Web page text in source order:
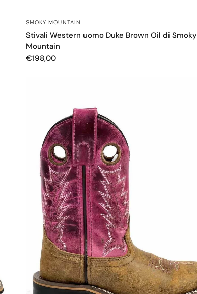
SMOKY MOUNTAIN
Stivali Western uomo Duke Brown Oil di Smoky
Mountain
€198,00